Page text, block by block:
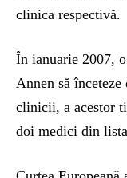
clinica respectivă.
În ianuarie 2007,
Annen să
clinicii, a acestor
doi medici din